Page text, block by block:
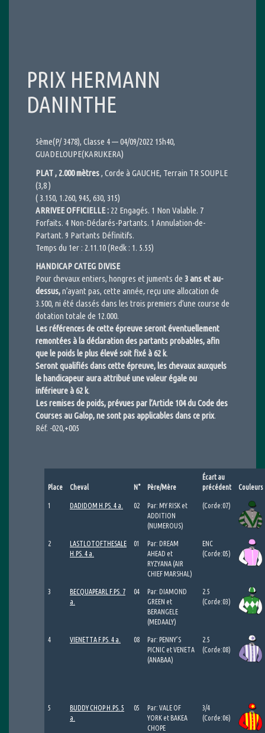
PRIX HERMANN
DANINTHE
5ème(P/ 3478), Classe 4 — 04/09/2022 15h40,
GUADELOUPE(KARUKERA)
PLAT , 2.000 mètres, Corde à GAUCHE, Terrain TR SOUPLE
(3,8 )
( 3.150, 1.260, 945, 630, 315)
ARRIVEE OFFICIELLE : 22 Engagés. 1 Non Valable. 7
Forfaits. 4 Non-Déclarés-Partants. 1 Annulation-de-
Partant. 9 Partants Définitifs.
Temps du 1er : 2.11.10 (Redk : 1. 5.55)
HANDICAP CATEG DIVISE
Pour chevaux entiers, hongres et juments de 3 ans et au-
dessus,n’ayant pas, cette année, reçu une allocation de
3.500, ni été classés dans les trois premiers d’une course de
dotation totale de 12.000.
Les références de cette épreuve seront éventuellement
remontées à la déclaration des partants probables, afin
que le poids le plus élevé soit fixé à 62 k.
Seront qualifiés dans cette épreuve, les chevaux auxquels
le handicapeur aura attribué une valeur égale ou
inférieure à 62 k.
Les remises de poids, prévues par l’Article 104 du Code des
Courses au Galop, ne sont pas applicables dans ce prix.
Réf. -020,+005
Place Cheval N° Père/Mère
Écart au
précédent
Couleurs
1 DADIDOM H.PS. 4 a. 02
Par: MY RISK et
ADDITION
(NUMEROUS)
(Corde:07)
2
LASTLOTOFTHESALE
H.PS. 4 a.
01
Par: DREAM
AHEAD et
RYZYANA (AIR
CHIEF MARSHAL)
ENC
(Corde:05)
3
BECQUAPEARL F.PS. 7
a.
04
Par: DIAMOND
GREEN et
BERANGELE
(MEDAALY)
2.5
(Corde:03)
4 VIENETTA F.PS. 4 a. 08
Par: PENNY’S
PICNIC et VENETA
(ANABAA)
2.5
(Corde:08)
5
BUDDY CHOP H.PS. 5
a.
05
Par: VALE OF
YORK et BAKEA
CHOPE
3/4
(Corde:06)